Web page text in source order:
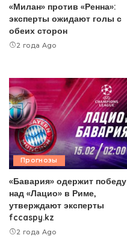
«Милан» против «Ренна»:
эксперты ожидают голы с
обеих сторон
2 года Ago
Прогнозы
«Бавария» одержит победу
над «Лацио» в Риме,
утверждают эксперты
fccaspy.kz
2 года Ago